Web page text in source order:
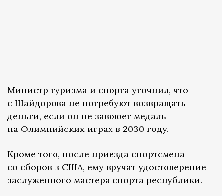
Министр туризма и спорта уточнил, что
с Шайдорова не потребуют возвращать
деньги, если он не завоюет медаль
на Олимпийских играх в 2030 году.
Кроме того, после приезда спортсмена
со сборов в США, ему вручат удостоверение
заслуженного мастера спорта республики.